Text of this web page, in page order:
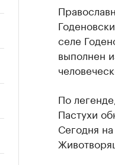
селе
выполнен
По
Пастухи
Сегодня